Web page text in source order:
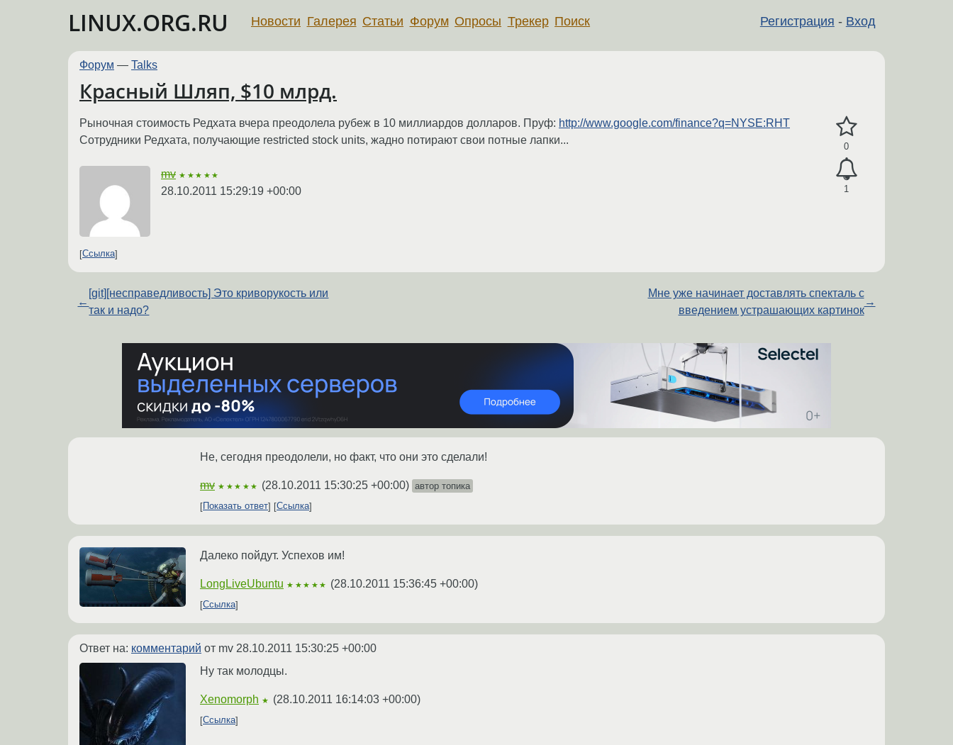
LINUX.ORG.RU Регистрация - Вход
Новости Галерея Статьи Форум Опросы Трекер Поиск
Форум — Talks
Красный Шляп, $10 млрд.
0
1
Рыночная стоимость Редхата вчера преодолела рубеж в 10 миллиардов долларов. Пруф: http://www.google.com/finance?q=NYSE:RHT
Сотрудники Редхата, получающие restricted stock units, жадно потирают свои потные лапки...
mv ★★★★★
28.10.2011 15:29:19 +00:00
Ссылка
←
[git][несправедливость] Это криворукость или
так и надо?
Мне уже начинает доставлять спекталь с
введением устрашающих картинок
→
Не, сегодня преодолели, но факт, что они это сделали!
mv ★★★★★ (28.10.2011 15:30:25 +00:00) автор топика
Показать ответ
Ссылка
Далеко пойдут. Успехов им!
LongLiveUbuntu ★★★★★ (28.10.2011 15:36:45 +00:00)
Ссылка
Ответ на: комментарий от mv 28.10.2011 15:30:25 +00:00
Ну так молодцы.
Xenomorph ★ (28.10.2011 16:14:03 +00:00)
Ссылка